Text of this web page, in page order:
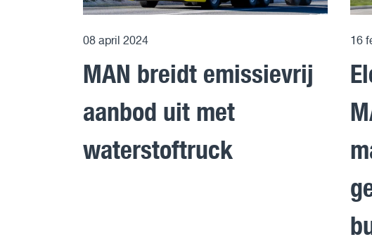
08 april 2024
MAN breidt emissievrij
aanbod uit met
waterstoftruck
16